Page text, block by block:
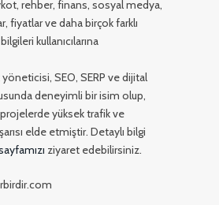
rehber, finans, sosyal medya,
fiyatlar ve daha birçok farklı
kullanıcılarına
SEO, SERP ve dijital
deneyimli bir isim olup,
yüksek trafik ve
elde etmiştir. Detaylı bilgi
ziyaret edebilirsiniz.